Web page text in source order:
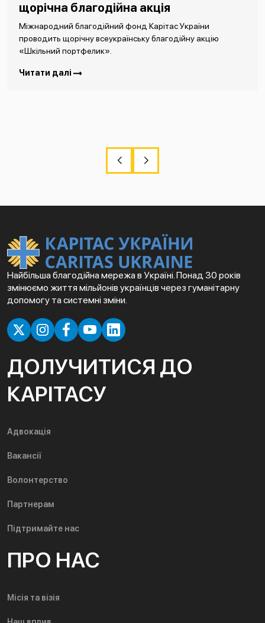
щорічна благодійна акція
Міжнародний благодійний фонд Карітас України
проводить щорічну всеукраїнську благодійну акцію
«Шкільний портфелик».
Читати далі
Найбільша благодійна мережа в Україні. Понад 30 років
змінюємо життя мільйонів українців через гуманітарну
допомогу та системні зміни.
ДОЛУЧИТИСЯ ДО
КАРІТАСУ
Адвокація
Вакансії
Волонтерство
Партнерам
Підтримайте нас
ПРО НАС
Місія та візія